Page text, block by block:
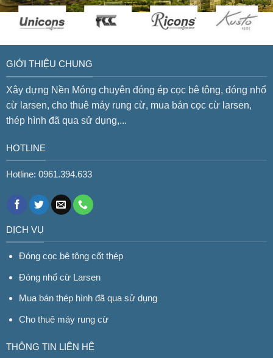
GIỚI THIỆU CHUNG
Xây dựng Nền Móng chuyên đóng ép cọc bê tông, đóng nhổ
cừ larsen, cho thuê máy rung cừ, mua bán cọc cừ larsen,
thép hình đã qua sử dụng,...
HOTLINE
Hotline: 0961.394.633
DỊCH VỤ
Đóng cọc bê tông cốt thép
Đóng nhổ cừ Larsen
Mua bán thép hình đã qua sử dụng
Cho thuê máy rung cừ
THÔNG TIN LIÊN HỆ